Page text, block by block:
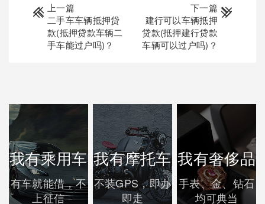
上一篇
二手车车辆抵押贷
款(抵押贷款车辆二
手车能过户吗)？
下一篇
建行可以车辆抵押
贷款(抵押建行贷款
车辆可以过户吗)？
我有乘用车
有车就能借，不
上征信
我有摩托车
不装GPS，即办
即走
我有奢侈品
手表、金、钻石
均可典当